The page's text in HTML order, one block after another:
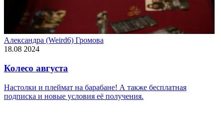
Александра (Weird6) Громова
18.08 2024
Колесо августа
Настолки и плеймат на барабане! А также бесплатная
подписка и новые условия её получения.